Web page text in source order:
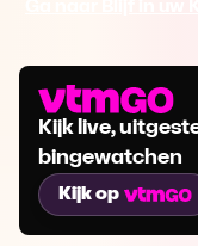
Kijk live,
bingewatchen
Kijk op